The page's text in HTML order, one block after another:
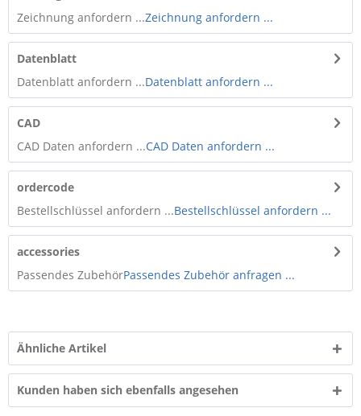
Zeichnung anfordern ...Zeichnung anfordern ...
Datenblatt
Datenblatt anfordern ...Datenblatt anfordern ...
CAD
CAD Daten anfordern ...CAD Daten anfordern ...
ordercode
Bestellschlüssel anfordern ...Bestellschlüssel anfordern ...
accessories
Passendes ZubehörPassendes Zubehör anfragen ...
Ähnliche Artikel
Kunden haben sich ebenfalls angesehen